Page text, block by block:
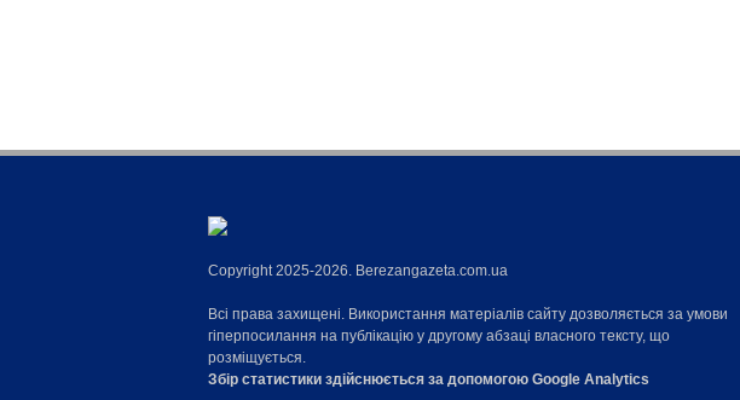
Copyright 2025-2026. Berezangazeta.com.ua
Всі права захищені. Використання матеріалів сайту дозволяється за умови
гіперпосилання на публікацію у другому абзаці власного тексту, що
розміщується.
Збір статистики здійснюється за допомогою Google Analytics